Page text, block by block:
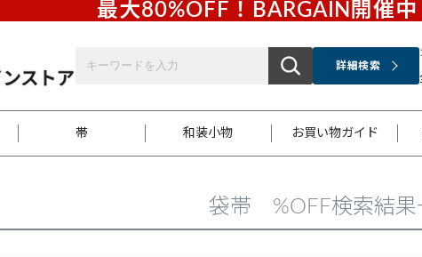
最大80%OFF！BARGAIN開催
詳細検索
帯 和装小物 お買い物ガイド
お支払いについて 着物参考サ
はじめてのお着物ガイド サイズ案内 和
新規会員登録着物知識 スタッフブログ
袋帯 %OFF検索結果